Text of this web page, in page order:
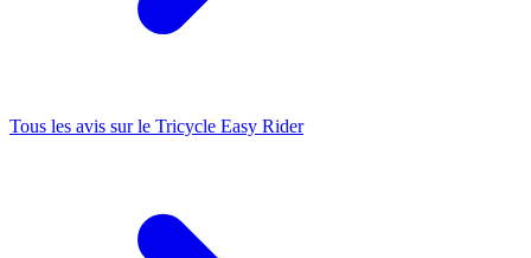
Tous les avis sur le Tricycle Easy Rider